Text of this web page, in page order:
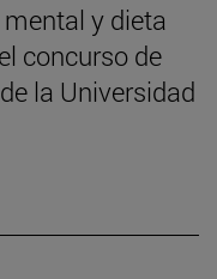
y dieta
concurso de
la Universidad